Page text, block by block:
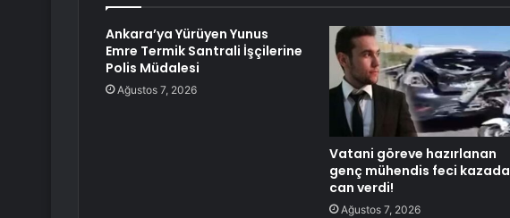
Ankara’ya Yürüyen Yunus
Emre Termik Santrali İşçilerine
Polis Müdalesi
Ağustos 7, 2026
Vatani göreve hazırlanan
genç mühendis feci kazada
can verdi!
Ağustos 7, 2026